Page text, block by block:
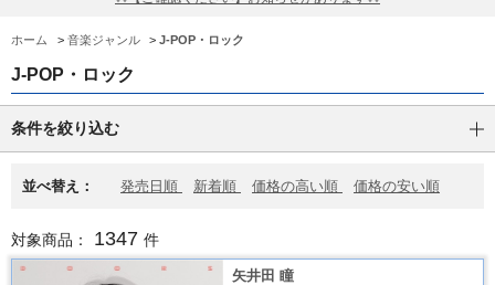
ホーム > 音楽ジャンル > J-POP・ロック
J-POP・ロック
条件を絞り込む
並べ替え： 発売日順 新着順 価格の高い順 価格の安い順
対象商品： 1347 件
矢井田 瞳